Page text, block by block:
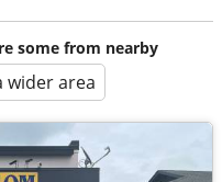
some from nearby
wider area